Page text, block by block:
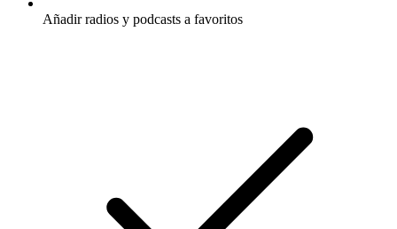
Añadir radios y podcasts a favoritos